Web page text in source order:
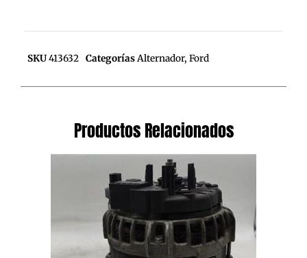
SKU413632 CategoríasAlternador, Ford
Productos Relacionados